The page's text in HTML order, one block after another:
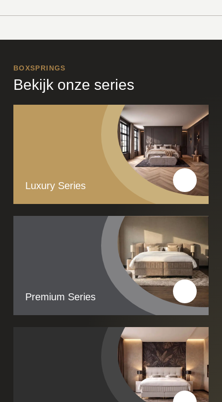
Bekijk onze series
BOXSPRINGS
Luxury Series Lees meer
Premium Series Lees meer